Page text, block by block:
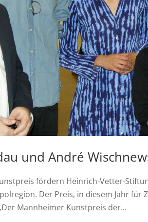
und André
fördern Heinrich-Vetter-
Der Preis, in diesem Jahr für
Mannheimer Kunstpreis der...